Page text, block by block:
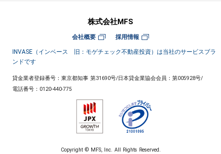
株式会社MFS
会社概要 採用情報
INVASE（インベース 旧：モゲチェック不動産投資）は当社のサービスブラ
ンドです
貸金業者登録番号：東京都知事 第31690号/日本貸金業協会会員：第005928号/
電話番号： 0120-440-775
Copyright © MFS, Inc. All Rights Reserved.